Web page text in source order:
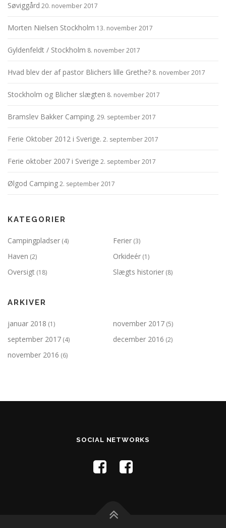
Søviggård 20. november 2017
Morten Nielsen Stockholm 13. november 2017
Gyldenfeldt / Stockholm 8. november 2017
Hvad blev der af pastor Blichers lille Grethe? 8. november 2017
Stockholm og Blicher slægten 8. november 2017
Bramslev Bakker Camping. 29. september 2017
Ferie Oktober 2012 i Sverige. 2. september 2017
Ferie oktober 2007 i Sverige 2. september 2017
Ølgod Camping2. september 2017
KATEGORIER
Campingpladser (4) Ferier (3)
Haven (2) Orkideér (1)
Oversigt (18) Slægts historier (8)
ARKIVER
januar 2018 (1) november 2017 (5)
september 2017 (4) december 2016 (2)
november 2016 (6)
SOCIAL NETWORKS